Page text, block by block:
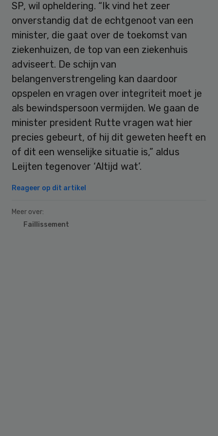
SP, wil opheldering. “Ik vind het zeer
onverstandig dat de echtgenoot van een
minister, die gaat over de toekomst van
ziekenhuizen, de top van een ziekenhuis
adviseert. De schijn van
belangenverstrengeling kan daardoor
opspelen en vragen over integriteit moet je
als bewindspersoon vermijden. We gaan de
minister president Rutte vragen wat hier
precies gebeurt, of hij dit geweten heeft en
of dit een wenselijke situatie is,” aldus
Leijten tegenover ‘Altijd wat’.
Reageer op dit artikel
Meer over:
Faillissement